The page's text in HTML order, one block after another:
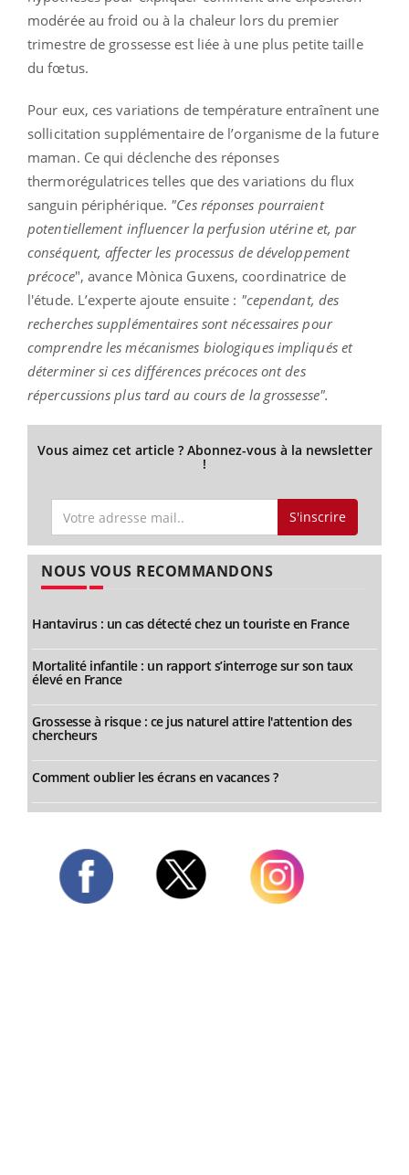
modérée au froid ou à la chaleur lors du premier
trimestre de grossesse est liée à une plus petite taille
du fœtus.
Pour eux, ces variations de température entraînent une
sollicitation supplémentaire de l’organisme de la future
maman. Ce qui déclenche des réponses
thermorégulatrices telles que des variations du flux
sanguin périphérique. "Ces réponses pourraient
potentiellement influencer la perfusion utérine et, par
conséquent, affecter les processus de développement
précoce", avance Mònica Guxens, coordinatrice de
l'étude. L’experte ajoute ensuite : "cependant, des
recherches supplémentaires sont nécessaires pour
comprendre les mécanismes biologiques impliqués et
déterminer si ces différences précoces ont des
répercussions plus tard au cours de la grossesse".
Vous aimez cet article ? Abonnez-vous à la newsletter
!
S'inscrire
NOUS VOUS RECOMMANDONS
Hantavirus : un cas détecté chez un touriste en France
Mortalité infantile : un rapport s’interroge sur son taux
élevé en France
Grossesse à risque : ce jus naturel attire l'attention des
chercheurs
Comment oublier les écrans en vacances ?